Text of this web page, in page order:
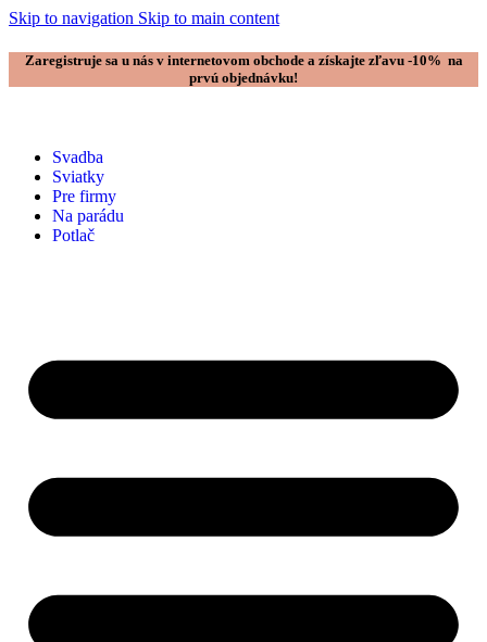
Skip to navigation Skip to main content
Zaregistruje sa u nás v internetovom obchode a získajte zľavu -10% na
prvú objednávku!
Svadba
Sviatky
Pre firmy
Na parádu
Potlač